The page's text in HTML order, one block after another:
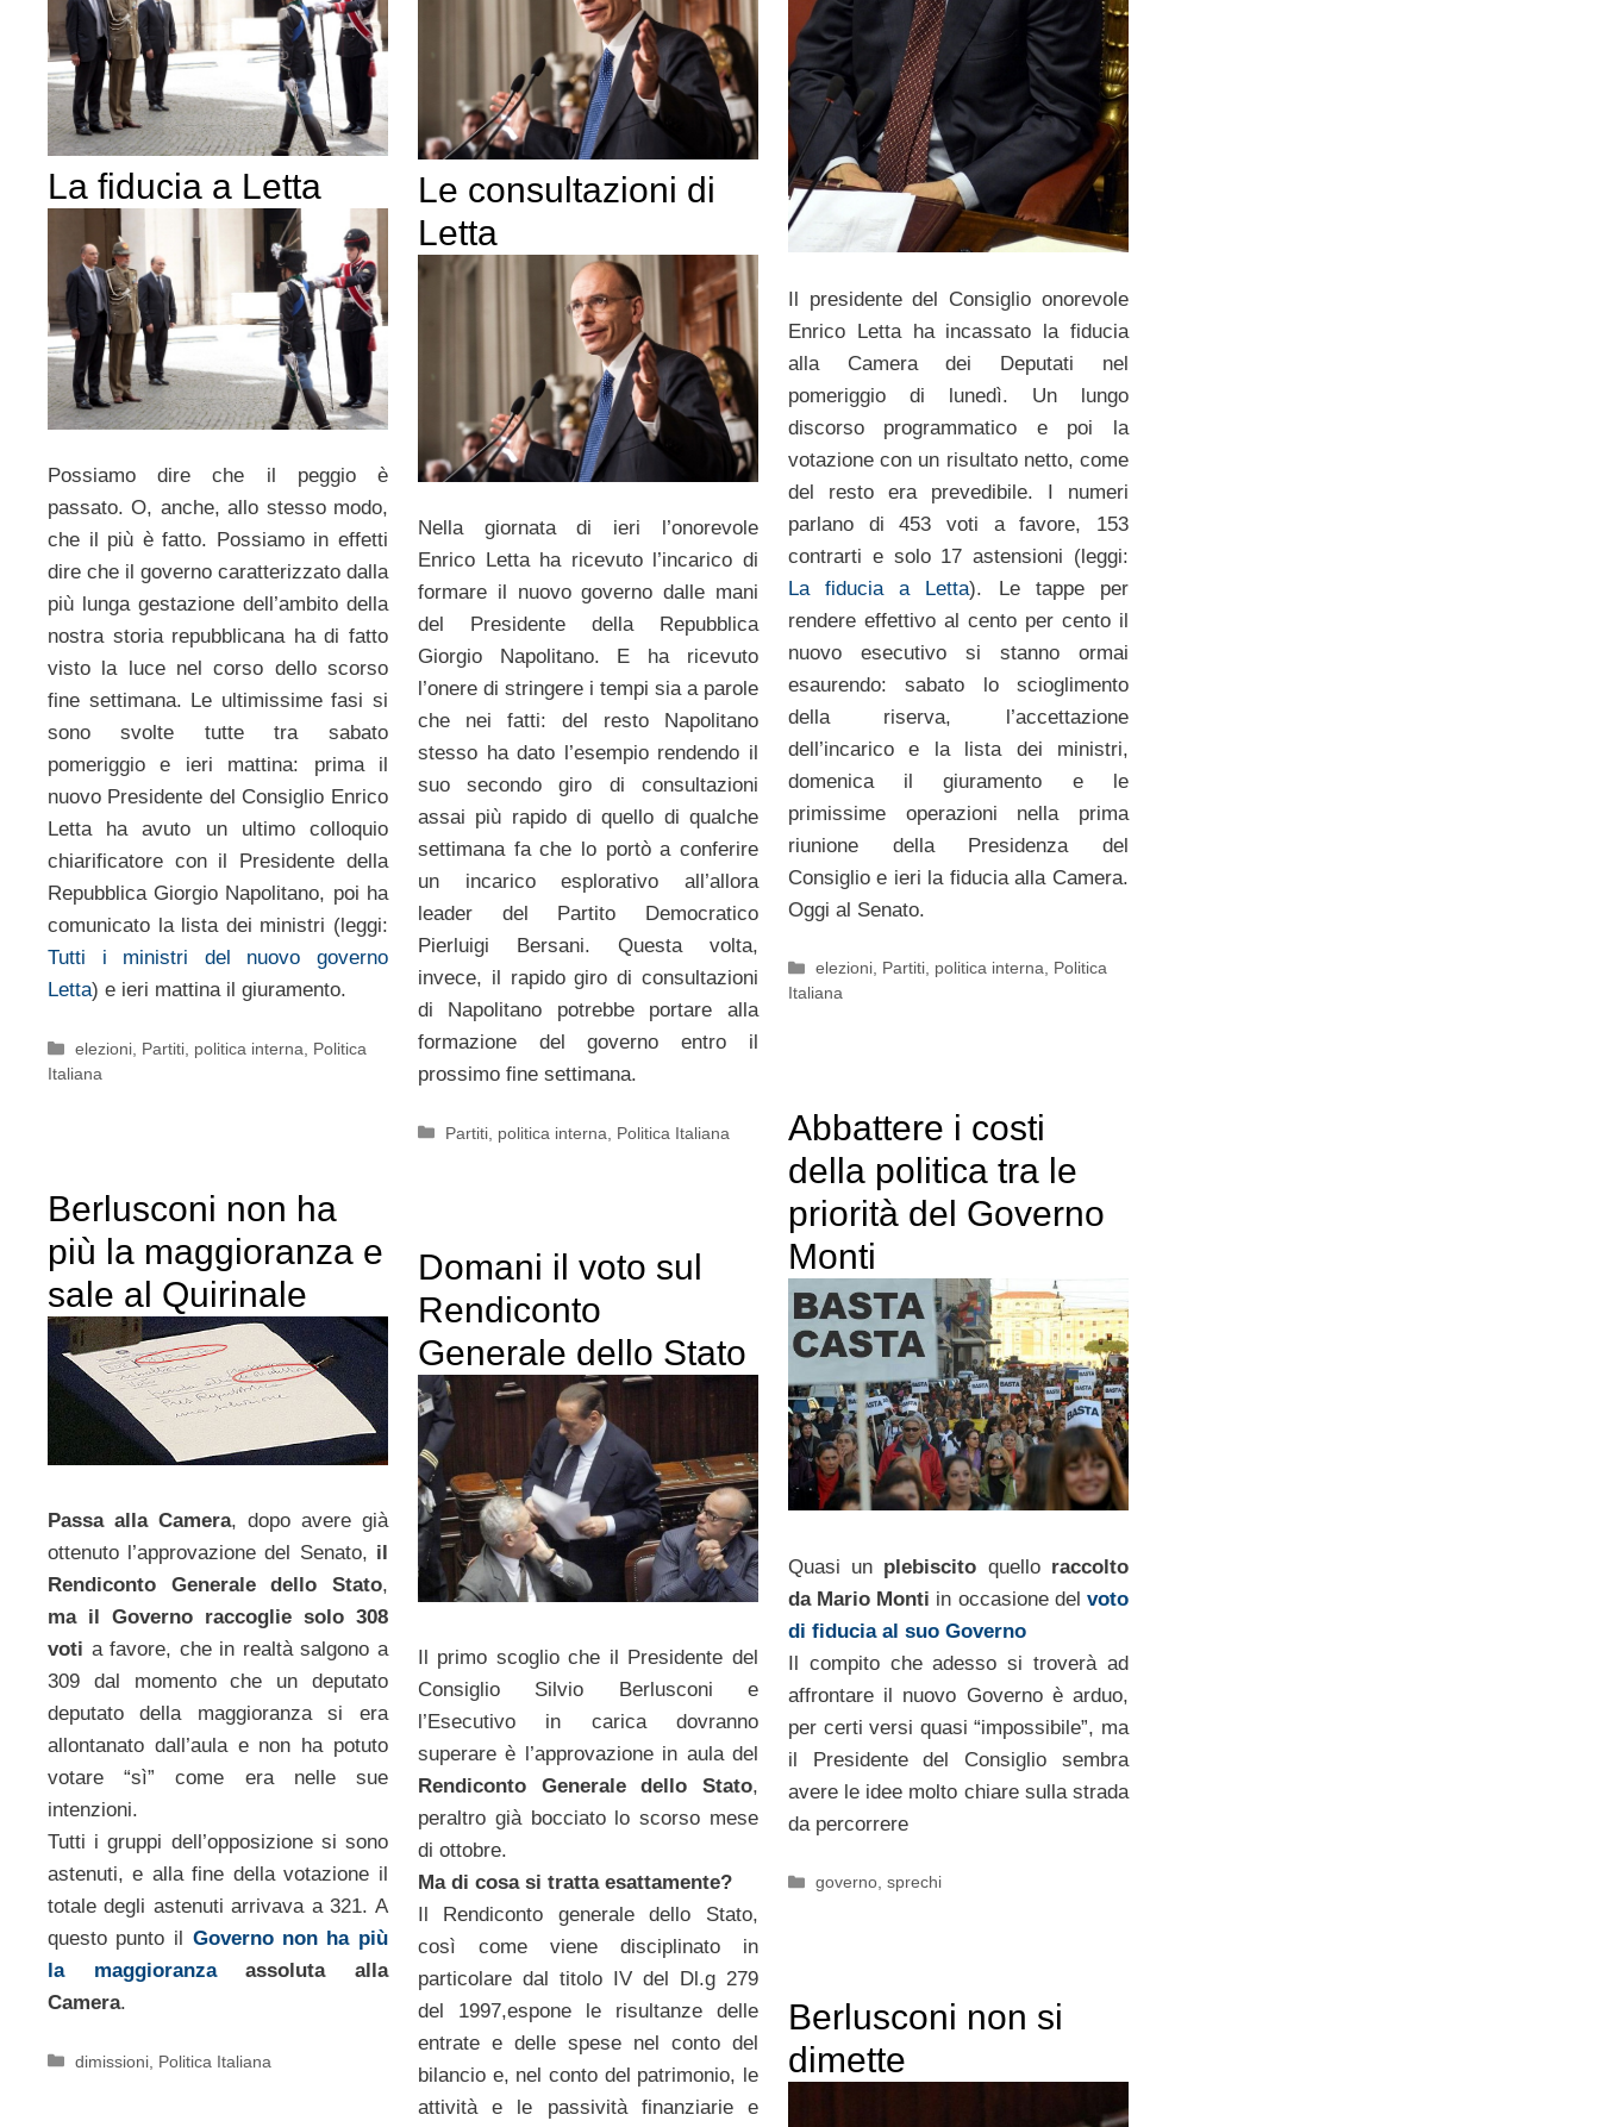
Il presidente del Consiglio onorevole
Enrico Letta ha incassato la fiducia
alla Camera dei Deputati nel
pomeriggio di lunedì. Un lungo
discorso programmatico e poi la
votazione con un risultato netto, come
del resto era prevedibile. I numeri
parlano di 453 voti a favore, 153
contrarti e solo 17 astensioni (leggi:
La fiducia a Letta). Le tappe per
rendere effettivo al cento per cento il
nuovo esecutivo si stanno ormai
esaurendo: sabato lo scioglimento
della riserva, l’accettazione
dell’incarico e la lista dei ministri,
domenica il giuramento e le
primissime operazioni nella prima
riunione della Presidenza del
Consiglio e ieri la fiducia alla Camera.
Oggi al Senato.
Categorie
elezioni, Partiti, politica interna, Politica
Italiana
La fiducia a Letta
Possiamo dire che il peggio è
passato. O, anche, allo stesso modo,
che il più è fatto. Possiamo in effetti
dire che il governo caratterizzato dalla
più lunga gestazione dell’ambito della
nostra storia repubblicana ha di fatto
visto la luce nel corso dello scorso
fine settimana. Le ultimissime fasi si
sono svolte tutte tra sabato
pomeriggio e ieri mattina: prima il
nuovo Presidente del Consiglio Enrico
Letta ha avuto un ultimo colloquio
chiarificatore con il Presidente della
Repubblica Giorgio Napolitano, poi ha
comunicato la lista dei ministri (leggi:
Tutti i ministri del nuovo governo
Letta) e ieri mattina il giuramento.
Categorie
elezioni Partiti politica interna
Politica
Italiana
Le consultazioni di
Letta
Nella giornata di ieri l’onorevole
Enrico Letta ha ricevuto l’incarico di
formare il nuovo governo dalle mani
del Presidente della Repubblica
Giorgio Napolitano. E ha ricevuto
l’onere di stringere i tempi sia a parole
che nei fatti: del resto Napolitano
stesso ha dato l’esempio rendendo il
suo secondo giro di consultazioni
assai più rapido di quello di qualche
settimana fa che lo portò a conferire
un incarico esplorativo all’allora
leader del Partito Democratico
Pierluigi Bersani. Questa volta,
invece, il rapido giro di consultazioni
di Napolitano potrebbe portare alla
formazione del governo entro il
prossimo fine settimana.
Categorie
Partiti politica interna Politica Italiana
Abbattere i costi
della politica tra le
priorità del Governo
Monti
Quasi un plebiscito quello raccolto
da Mario Monti in occasione del voto
di fiducia al suo Governo
Il compito che adesso si troverà ad
affrontare il nuovo Governo è arduo,
per certi versi quasi “impossibile”, ma
il Presidente del Consiglio sembra
avere le idee molto chiare sulla strada
da percorrere
Categorie
governo,sprechi
Berlusconi non ha
più la maggioranza e
sale al Quirinale
Passa alla Camera, dopo avere già
ottenuto l’approvazione del Senato, il
Rendiconto Generale dello Stato,
ma il Governo raccoglie solo 308
voti a favore, che in realtà salgono a
309 dal momento che un deputato
deputato della maggioranza si era
allontanato dall’aula e non ha potuto
votare “sì” come era nelle sue
intenzioni.
Tutti i gruppi dell’opposizione si sono
astenuti, e alla fine della votazione il
totale degli astenuti arrivava a 321. A
questo punto il Governo non ha più
la maggioranzaassoluta alla
Camera.
Categorie
dimissioni Politica Italiana
Domani il voto sul
Rendiconto
Generale dello Stato
Il primo scoglio che il Presidente del
Consiglio Silvio Berlusconi e
l’Esecutivo in carica dovranno
superare è l’approvazione in aula del
Rendiconto Generale dello Stato,
peraltro già bocciato lo scorso mese
di ottobre.
Ma di cosa si tratta esattamente?
Il Rendiconto generale dello Stato,
così come viene disciplinato in
particolare dal titolo IV del Dl.g 279
del 1997,espone le risultanze delle
entrate e delle spese nel conto del
bilancio e, nel conto del patrimonio, le
attività e le passività finanziarie e
Berlusconi non si
dimette